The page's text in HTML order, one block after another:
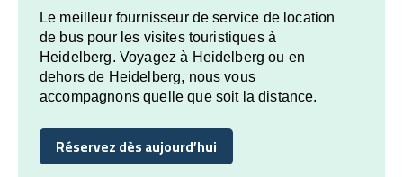
Le meilleur fournisseur de service de location
de bus pour les visites touristiques à
Heidelberg. Voyagez à Heidelberg ou en
dehors de Heidelberg, nous vous
accompagnons quelle que soit la distance.
Réservez dès aujourd’hui
Réservez dès aujourd’hui